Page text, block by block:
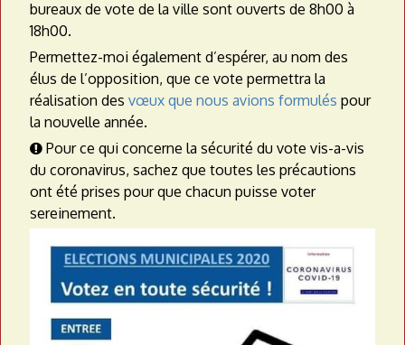
bureaux de vote de la ville sont ouverts de 8h00 à
18h00.
Permettez-moi également d’espérer, au nom des
élus de l’opposition, que ce vote permettra la
réalisation des vœux que nous avions formulés pour
la nouvelle année.
 Pour ce qui concerne la sécurité du vote vis-a-vis
du coronavirus, sachez que toutes les précautions
ont été prises pour que chacun puisse voter
sereinement.